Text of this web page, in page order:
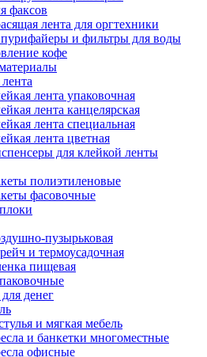
факсов
лента для оргтехники
и фильтры для воды
кофе
лента упаковочная
лента канцелярская
лента специальная
лента цветная
для клейкой ленты
полиэтиленовые
фасовочные
пузырьковая
и термоусадочная
пищевая
денег
и мягкая мебель
и банкетки многоместные
офисные